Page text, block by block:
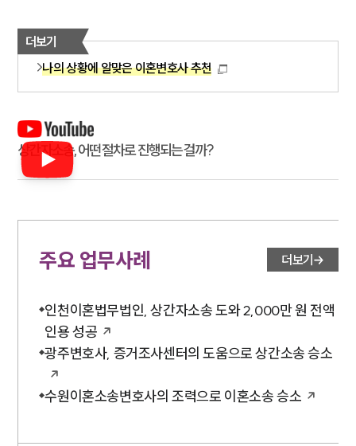
더보기
나의 상황에 알맞은 이혼변호사 추천
상간자소송, 어떤 절차로 진행되는 걸까?
주요 업무사례 더보기
인천이혼법무법인, 상간자소송 도와 2,000만 원 전액
인용 성공
광주변호사, 증거조사센터의 도움으로 상간소송 승소
수원이혼소송변호사의 조력으로 이혼소송 승소